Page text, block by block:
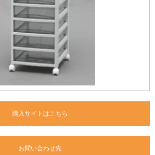
購入サイトはこちら
お問い合わせ先